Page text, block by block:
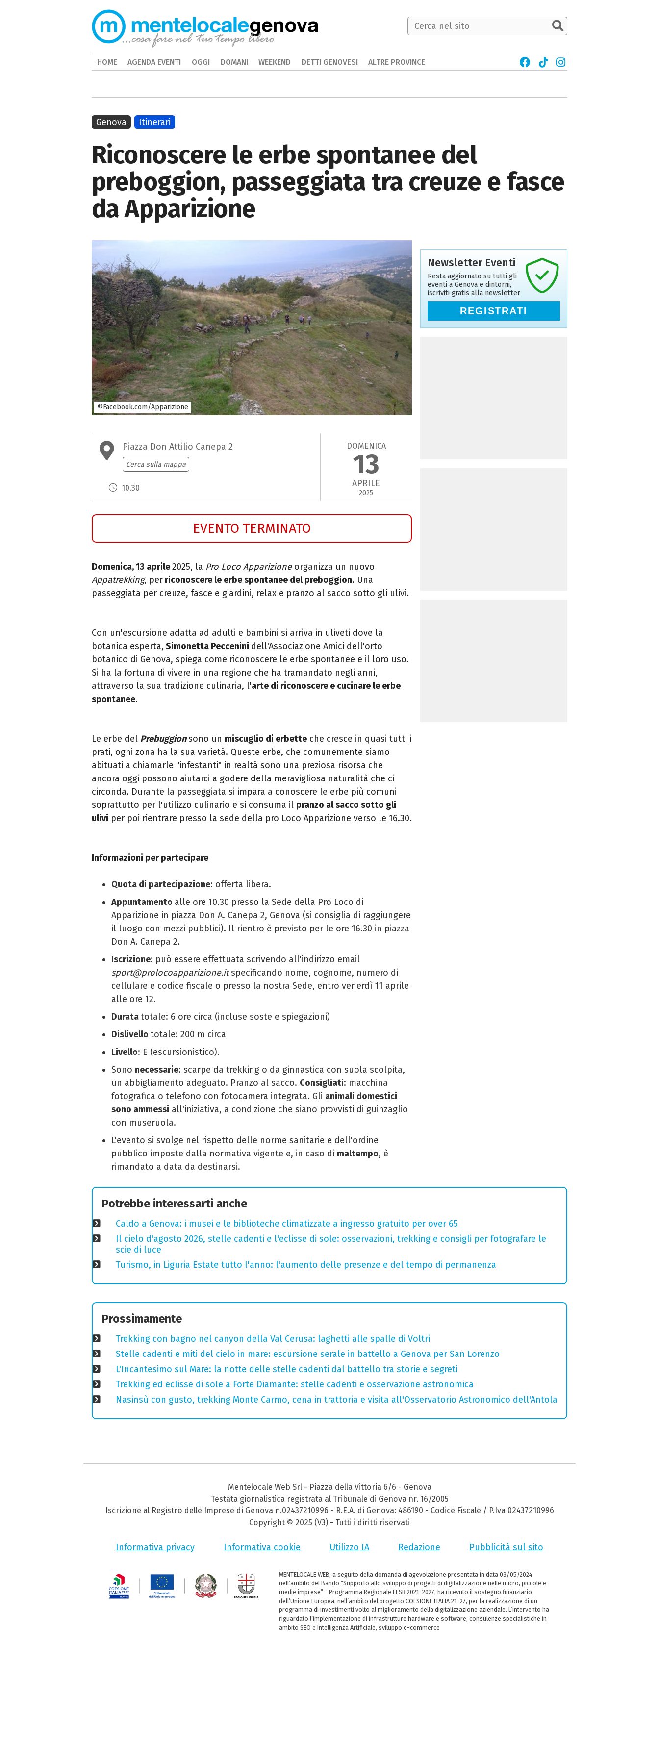
Riconoscere le erbe spontanee del
preboggion, passeggiata tra creuze e fasce
da Apparizione
©Facebook.com/Apparizione
Piazza Don Attilio Canepa 2
Cerca sulla mappa
10.30
DOMENICA
13
APRILE
2025
EVENTO TERMINATO
Domenica, 13 aprile2025, la Pro Loco Apparizione organizza un nuovo
Appatrekking, per riconoscere le erbe spontanee del preboggion. Una
passeggiata per creuze, fasce e giardini, relax e pranzo al sacco sotto gli ulivi.
Con un'escursione adatta ad adulti e bambini si arriva in uliveti dove la
botanica esperta, Simonetta Peccenini dell'Associazione Amici dell'orto
botanico di Genova, spiega come riconoscere le erbe spontanee e il loro uso.
Si ha la fortuna di vivere in una regione che ha tramandato negli anni,
attraverso la sua tradizione culinaria, l'arte di riconoscere e cucinare le erbe
spontanee.
Le erbe del Prebuggionsono un miscuglio di erbette che cresce in quasi tutti i
prati, ogni zona ha la sua varietà. Queste erbe, che comunemente siamo
abituati a chiamarle "infestanti" in realtà sono una preziosa risorsa che
ancora oggi possono aiutarci a godere della meravigliosa naturalità che ci
circonda. Durante la passeggiata si impara a conoscere le erbe più comuni
soprattutto per l'utilizzo culinario e si consuma il pranzo al sacco sotto gli
ulivi per poi rientrare presso la sede della pro Loco Apparizione verso le 16.30.
Informazioni per partecipare
Quota di partecipazione: offerta libera.
Appuntamento alle ore 10.30 presso la Sede della Pro Loco di
Apparizione in piazza Don A. Canepa 2, Genova (si consiglia di raggiungere
il luogo con mezzi pubblici). Il rientro è previsto per le ore 16.30 in piazza
Don A. Canepa 2.
Iscrizione: può essere effettuata scrivendo all'indirizzo email
sport@prolocoapparizione.itspecificando nome, cognome, numero di
cellulare e codice fiscale o presso la nostra Sede, entro venerdì 11 aprile
alle ore 12.
Duratatotale: 6 ore circa (incluse soste e spiegazioni)
Dislivello totale: 200 m circa
Livello: E (escursionistico).
Sono necessarie: scarpe da trekking o da ginnastica con suola scolpita,
un abbigliamento adeguato. Pranzo al sacco. Consigliati: macchina
fotografica o telefono con fotocamera integrata. Gli animali domestici
sono ammessi all'iniziativa, a condizione che siano provvisti di guinzaglio
con museruola.
L'evento si svolge nel rispetto delle norme sanitarie e dell'ordine
pubblico imposte dalla normativa vigente e, in caso di maltempo, è
rimandato a data da destinarsi.
Genova Itinerari
Newsletter Eventi
Resta aggiornato su tutti gli
eventi a Genova e dintorni,
iscriviti gratis alla newsletter
REGISTRATI
Potrebbe interessarti anche
Caldo a Genova: i musei e le biblioteche climatizzate a ingresso gratuito per over 65
Il cielo d'agosto 2026, stelle cadenti e l'eclisse di sole: osservazioni, trekking e consigli per fotografare le
scie di luce
Turismo, in Liguria Estate tutto l'anno: l'aumento delle presenze e del tempo di permanenza
Prossimamente
Trekking con bagno nel canyon della Val Cerusa: laghetti alle spalle di Voltri
Stelle cadenti e miti del cielo in mare: escursione serale in battello a Genova per San Lorenzo
L'Incantesimo sul Mare: la notte delle stelle cadenti dal battello tra storie e segreti
Trekking ed eclisse di sole a Forte Diamante: stelle cadenti e osservazione astronomica
Nasinsù con gusto, trekking Monte Carmo, cena in trattoria e visita all'Osservatorio Astronomico dell'Antola
genova
HOME AGENDA EVENTI OGGI DOMANI WEEKEND DETTI GENOVESI ALTRE PROVINCE
Mentelocale Web Srl - Piazza della Vittoria 6/6 - Genova
Testata giornalistica registrata al Tribunale di Genova nr. 16/2005
Iscrizione al Registro delle Imprese di Genova n.02437210996 - R.E.A. di Genova: 486190 - Codice Fiscale / P.Iva 02437210996
Copyright © 2025 (V3) - Tutti i diritti riservati
Informativa privacy Informativa cookie Utilizzo IA Redazione Pubblicità sul sito
MENTELOCALE WEB, a seguito della domanda di agevolazione presentata in data 03/05/2024
nell’ambito del Bando “Supporto allo sviluppo di progetti di digitalizzazione nelle micro, piccole e
medie imprese” - Programma Regionale FESR 2021–2027, ha ricevuto il sostegno finanziario
dell’Unione Europea, nell’ambito del progetto COESIONE ITALIA 21–27, per la realizzazione di un
programma di investimenti volto al miglioramento della digitalizzazione aziendale. L’intervento ha
riguardato l’implementazione di infrastrutture hardware e software, consulenze specialistiche in
ambito SEO e Intelligenza Artificiale, sviluppo e-commerce